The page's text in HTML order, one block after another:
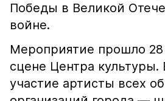
Победы в Великой
войне.
Мероприятие прошло 28
сцене Центра
участие артисты всех